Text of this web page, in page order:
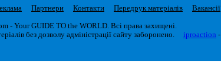
Партнери Контакти Передрук матеріалів Вакансії
- Your GUIDE TO the WORLD. Всі права захищені.
без дозволу адміністрації сайту заборонено.
iproaction -